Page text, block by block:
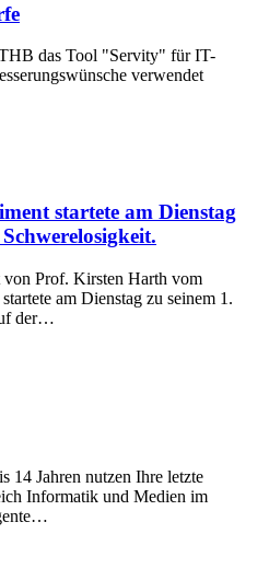
das Tool "Servity" für IT-
verwendet
startete am Dienstag
Prof. Kirsten Harth vom
am Dienstag zu seinem 1.
der…
14 Jahren nutzen Ihre letzte
Informatik und Medien im